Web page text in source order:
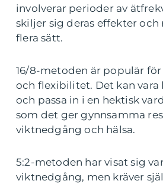
involverar perioder av
skiljer sig deras effekter och
flera sätt.
16/8-metoden är populär
och flexibilitet. Det kan vara
och passa in i en hektisk
som det ger gynnsamma
viktnedgång och hälsa.
5:2-metoden har visat sig
viktnedgång, men kräver